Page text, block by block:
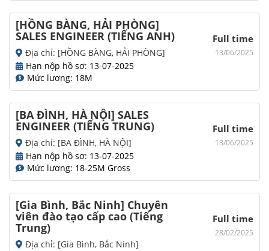
[HỒNG BÀNG, HẢI PHÒNG]
SALES ENGINEER (TIẾNG ANH)
Địa chỉ: [HỒNG BÀNG, HẢI PHÒNG]
Hạn nộp hồ sơ: 13-07-2025
Mức lương: 18M
Full time
13/06/2025
[BA ĐÌNH, HÀ NỘI] SALES
ENGINEER (TIẾNG TRUNG)
Địa chỉ: [BA ĐÌNH, HÀ NỘI]
Hạn nộp hồ sơ: 13-07-2025
Mức lương: 18-25M Gross
Full time
13/06/2025
[Gia Bình, Bắc Ninh] Chuyên
viên đào tạo cấp cao (Tiếng
Trung)
Địa chỉ: [Gia Bình, Bắc Ninh]
Full time
28/02/2025